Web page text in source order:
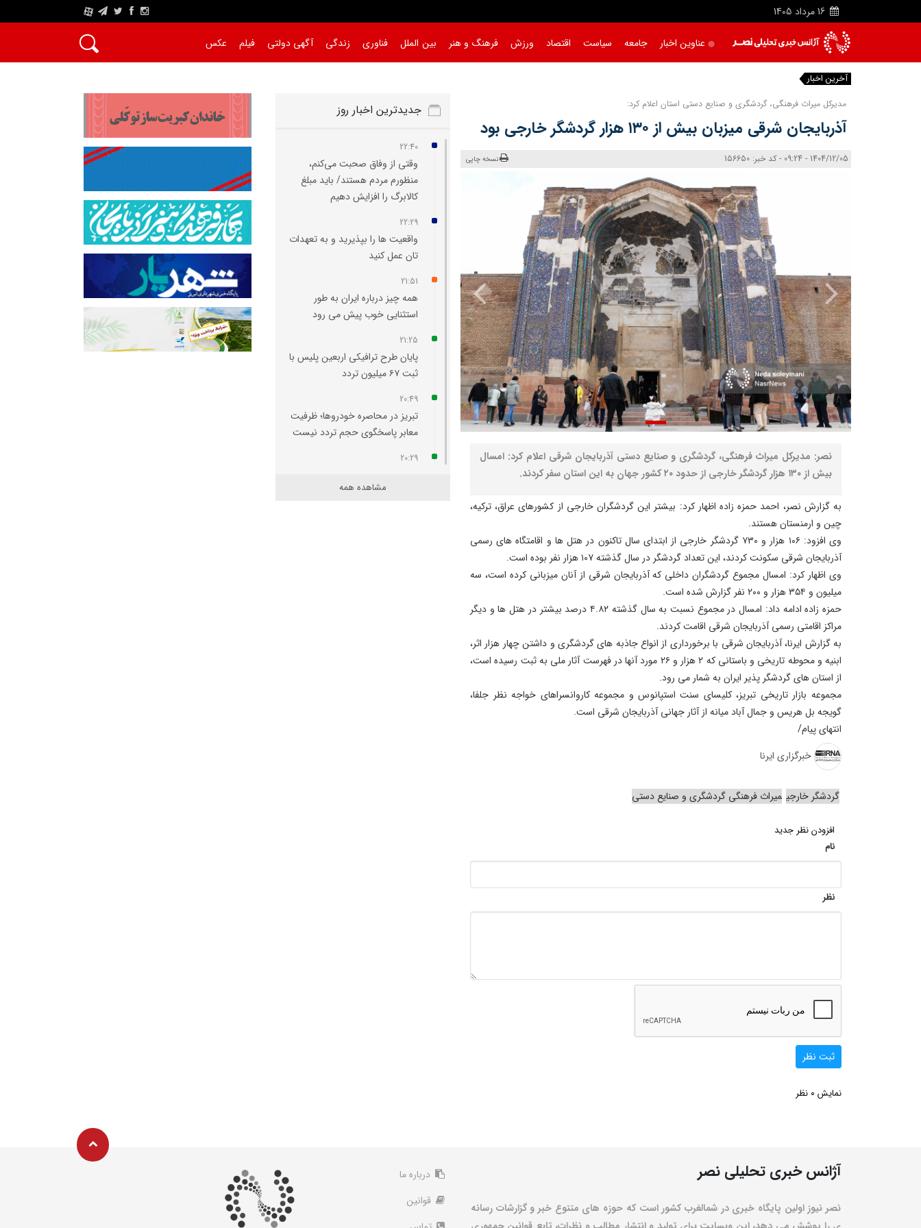
16 مرداد 1405
A
عناوین اخبار جامعه سیاست اقتصاد ورزش فرهنگ و هنر بین الملل فناوری زندگی آگهی دولتی فیلم عکس
آخرین اخبار
مدیرکل میراث فرهنگی، گردشگری و صنایع دستی استان اعلام کرد:
آذربایجان شرقی میزبان بیش از ۱۳۰ هزار گردشگر خارجی بود
1404/12/05 - 09:24 - کد خبر: 156650 نسخه چاپی
نصر: مدیرکل میراث فرهنگی، گردشگری و صنایع دستی آذربایجان شرقی اعلام کرد: امسال
بیش از ۱۳۰ هزار گردشگر خارجی از حدود ۲۰ کشور جهان به این استان سفر کردند.
به گزارش نصر، احمد حمزه زاده اظهار کرد: بیشتر این گردشگران خارجی از کشورهای عراق، ترکیه،
چین و ارمنستان هستند.
وی افزود: ۱۰۶ هزار و ۷۳۰ گردشگر خارجی از ابتدای سال تاکنون در هتل ها و اقامتگاه های رسمی
آذربایجان شرقی سکونت کردند، این تعداد گردشگر در سال گذشته ۱۰۷ هزار نفر بوده است.
وی اظهار کرد: امسال مجموع گردشگران داخلی که آذربایجان شرقی از آنان میزبانی کرده است، سه
میلیون و ۳۵۴ هزار و ۲۰۰ نفر گزارش شده است.
حمزه زاده ادامه داد: امسال در مجموع نسبت به سال گذشته ۴.۸۲ درصد بیشتر در هتل ها و دیگر
مراکز اقامتی رسمی آذربایجان شرقی اقامت کردند.
به گزارش ایرنا، آذربایجان شرقی با برخورداری از انواع جاذبه های گردشگری و داشتن چهار هزار اثر،
ابنیه و محوطه تاریخی و باستانی که ۲ هزار و ۲۶ مورد آنها در فهرست آثار ملی به ثبت رسیده است،
از استان های گردشگر پذیر ایران به شمار می رود.
مجموعه بازار تاریخی تبریز، کلیسای سنت استپانوس و مجموعه کاروانسراهای خواجه نظر جلفا،
گویجه بل هریس و جمال آباد میانه از آثار جهانی آذربایجان شرقی است.
انتهای پیام/
خبرگزاری ایرنا
گردشگر خارجی میراث فرهنگی گردشگری و صنایع دستی
افزودن نظر جدید
نام
نظر
ثبت نظر
نمایش 0 نظر
جدیدترین اخبار روز
22:40
وقتی از وفاق صحبت می‌کنم،
منظورم مردم هستند/ باید مبلغ
کالابرگ را افزایش دهیم
22:29
واقعیت‌ ها را بپذیرید و به تعهدات‌
تان عمل کنید
21:51
همه چیز درباره ایران به طور
استثنایی خوب پیش می‌ رود
21:25
پایان طرح ترافیکی اربعین پلیس با
ثبت ۶۷ میلیون تردد
20:49
تبریز در محاصره خودروها؛ ظرفیت
معابر پاسخگوی حجم تردد نیست
20:29
محله لک‌ لکلر تبریز مهار شد
مشاهده همه
آژانس خبری تحلیلی نصر
نصر نیوز اولین پایگاه خبری در شمالغرب کشور است که حوزه های متنوع خبر و گزارشات رسانه
درباره ما
قوانین